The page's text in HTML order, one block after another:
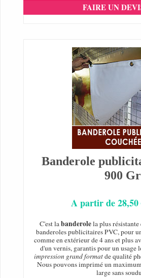
FAIRE UN
Banderole
900 Gr
A partir de 28,50
C'est labanderolela plus résistante
banderoles publicitaires PVC, pour
comme en extérieur de 4 ans et plus
d'un vernis, garantis pour un usage
impression grand formatde qualité
Nous pouvons imprimé un
large sans